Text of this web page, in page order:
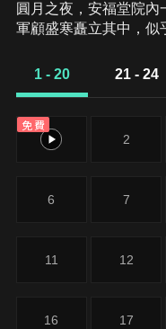
圓月之夜，安福堂院
軍顧盛寒矗立其中，似
隨後自己也差點命喪
1 - 20 21 - 24
免費
1 2
6 7
11 12
16 17